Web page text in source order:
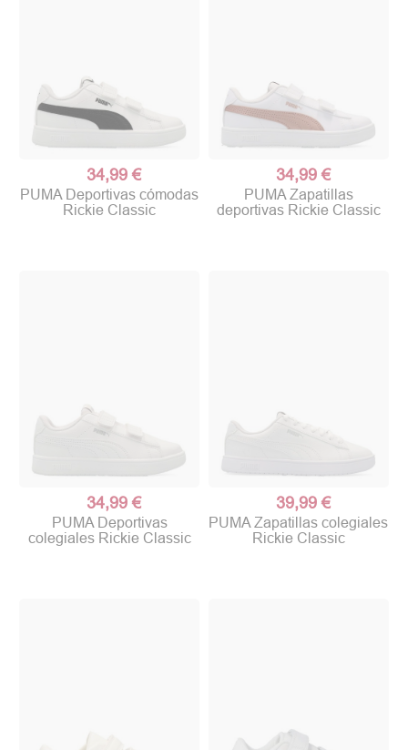
34,99 €
PUMA Deportivas cómodas
Rickie Classic
34,99 €
PUMA Zapatillas
deportivas Rickie Classic
34,99 €
PUMA Deportivas
colegiales Rickie Classic
39,99 €
PUMA Zapatillas colegiales
Rickie Classic